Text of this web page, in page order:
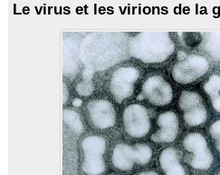
Le virus et les virions de la